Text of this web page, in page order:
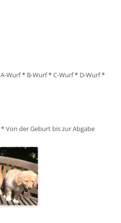
A-Wurf* B-Wurf*C-Wurf* D-Wurf*
*Von der Geburt bis zur Abgabe